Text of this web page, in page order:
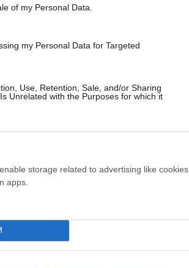
of my Personal Data.
my Personal Data for Targeted
Use, Retention, Sale, and/or Sharing
Unrelated with the Purposes for which it
storage related to advertising like
apps.Μέσι
"φιλίες" μεταξύ